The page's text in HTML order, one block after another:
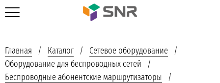
Главная Каталог
Сетевое оборудование
Оборудование для беспроводных сетей
Беспроводные абонентские маршрутизаторы